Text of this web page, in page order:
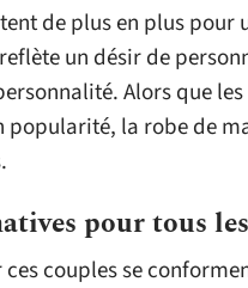
de plus en plus
un désir de
Alors que
la robe de
pour tous
couples se